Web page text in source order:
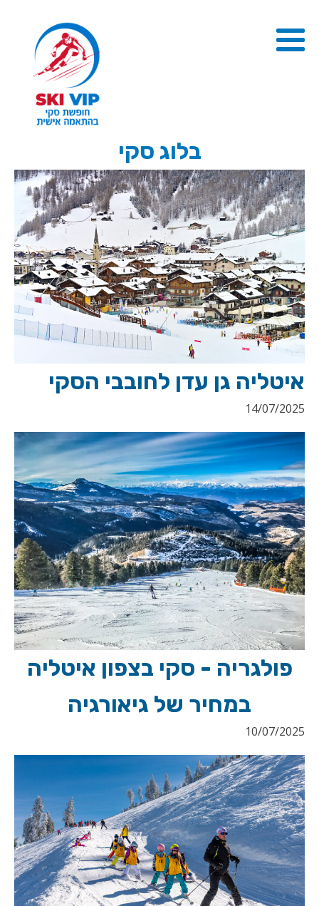
בלוג סקי
איטליה גן עדן לחובבי הסקי
14/07/2025
פולגריה - סקי בצפון איטליה
במחיר של גיאורגיה
10/07/2025